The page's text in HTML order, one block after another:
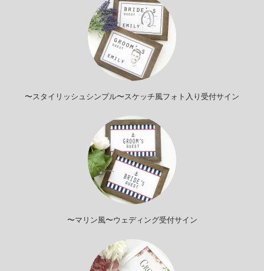
〜スタイリッシュシンプル〜スケッチ風フォト入り受付サイン
〜マリン風〜ウェディング受付サイン